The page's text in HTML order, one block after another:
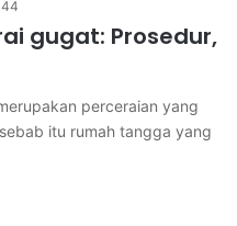
gugat: Prosedur,
perceraian yang
itu rumah tangga yang